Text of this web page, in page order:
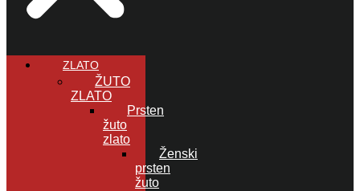
ZLATO
ŽUTO
ZLATO
Prsten
žuto
zlato
Ženski
prsten
žuto